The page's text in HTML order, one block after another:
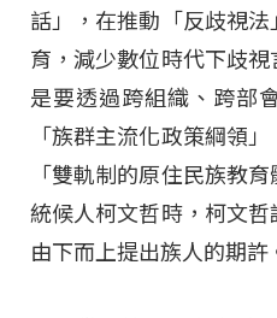
話」，在推動「反歧視
育，減少數位時代下歧視
是要透過跨組織、跨部
「族群主流化政策綱領
「雙軌制的原住民族教
統候人柯文哲時，柯文哲
由下而上提出族人的期許